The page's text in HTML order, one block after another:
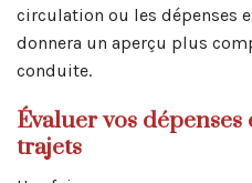
circulation ou les dépenses
donnera un aperçu plus
conduite.
Évaluer vos
trajets